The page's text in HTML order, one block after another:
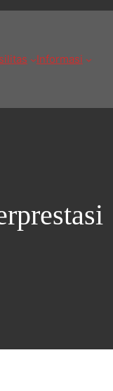
Informasi